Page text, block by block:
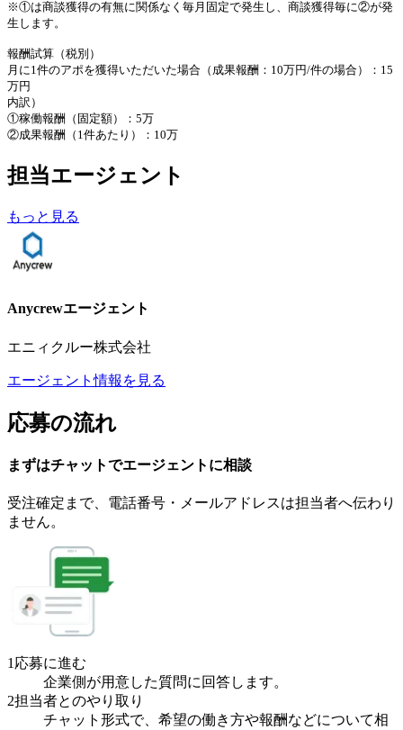
※①は商談獲得の有無に関係なく毎月固定で発生し、商談獲得毎に②が発
生します。
報酬試算（税別）
月に1件のアポを獲得いただいた場合（成果報酬：10万円/件の場合）：15
万円
内訳）
①稼働報酬（固定額）：5万
②成果報酬（1件あたり）：10万
担当エージェント
もっと見る
Anycrewエージェント
エニィクルー株式会社
エージェント情報を見る
応募の流れ
まずはチャットでエージェント に相談
受注確定まで、 電話番号・メールアドレスは担当者へ伝わり
ません。
1 応募に進む
企業側が用意した質問に回答します。
2担当者とのやり取り
チャット形式で、希望の働き方や報酬などについて相